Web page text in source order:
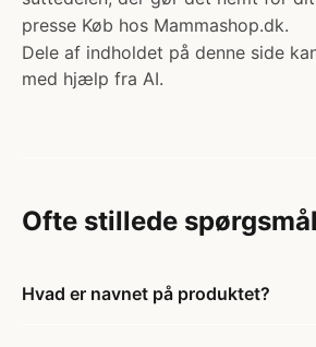
presse Køb hos Mammashop.dk.
Dele af indholdet på denne side
med hjælp fra AI.
Ofte stillede spørgsmål
Hvad er navnet på produktet?